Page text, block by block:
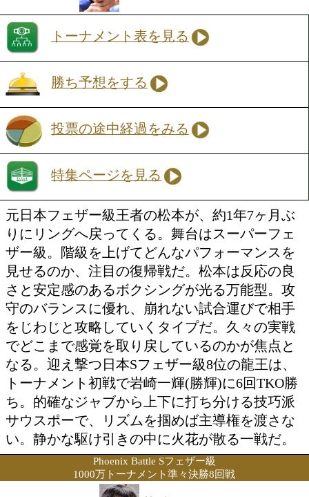
込みチャンスを作るのか。王者が地力
か、それとも挑戦者が執念で王座を掴
か。緊張感あふれる攻防が予想される
Phoenix Battle Sフェザー級
松本 圭佑(大橋)
VS
龍 王(角海老宝石)
トーナメント表を見る
勝ち予想をする
投票の途中経過をみる
特集ページを見る
元日本フェザー級王者の松本が、約1年